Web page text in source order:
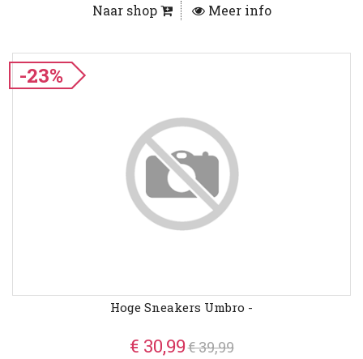
Naar shop Meer info
-23%
Hoge Sneakers Umbro -
€ 30,99€ 39,99